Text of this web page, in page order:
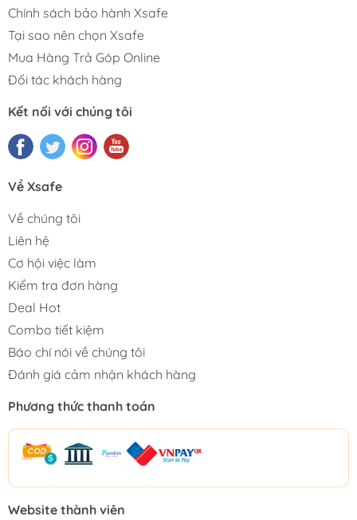
Chính sách bảo hành Xsafe
Tại sao nên chọn Xsafe
Mua Hàng Trả Góp Online
Đối tác khách hàng
Kết nối với chúng tôi
Về Xsafe
Về chúng tôi
Liên hệ
Cơ hội việc làm
Kiểm tra đơn hàng
Deal Hot
Combo tiết kiệm
Báo chí nói về chúng tôi
Đánh giá cảm nhận khách hàng
Phương thức thanh toán
Website thành viên